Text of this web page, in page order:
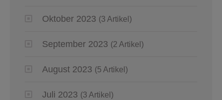
Oktober 2023 (3 Artikel)
September 2023 (2 Artikel)
August 2023 (5 Artikel)
Juli 2023 (3 Artikel)